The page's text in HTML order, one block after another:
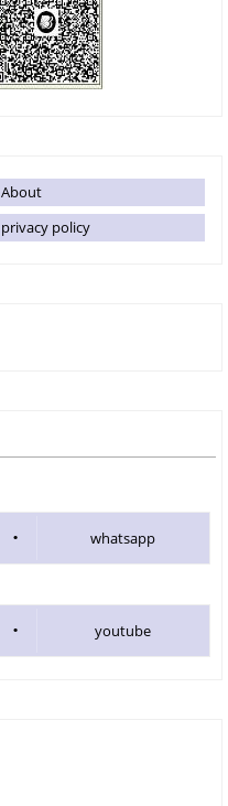
About
privacy policy
whatsapp
youtube